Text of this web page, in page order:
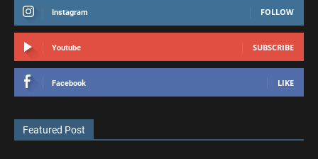
Instagram FOLLOW
Youtube SUBSCRIBE
Facebook LIKE
Featured Post